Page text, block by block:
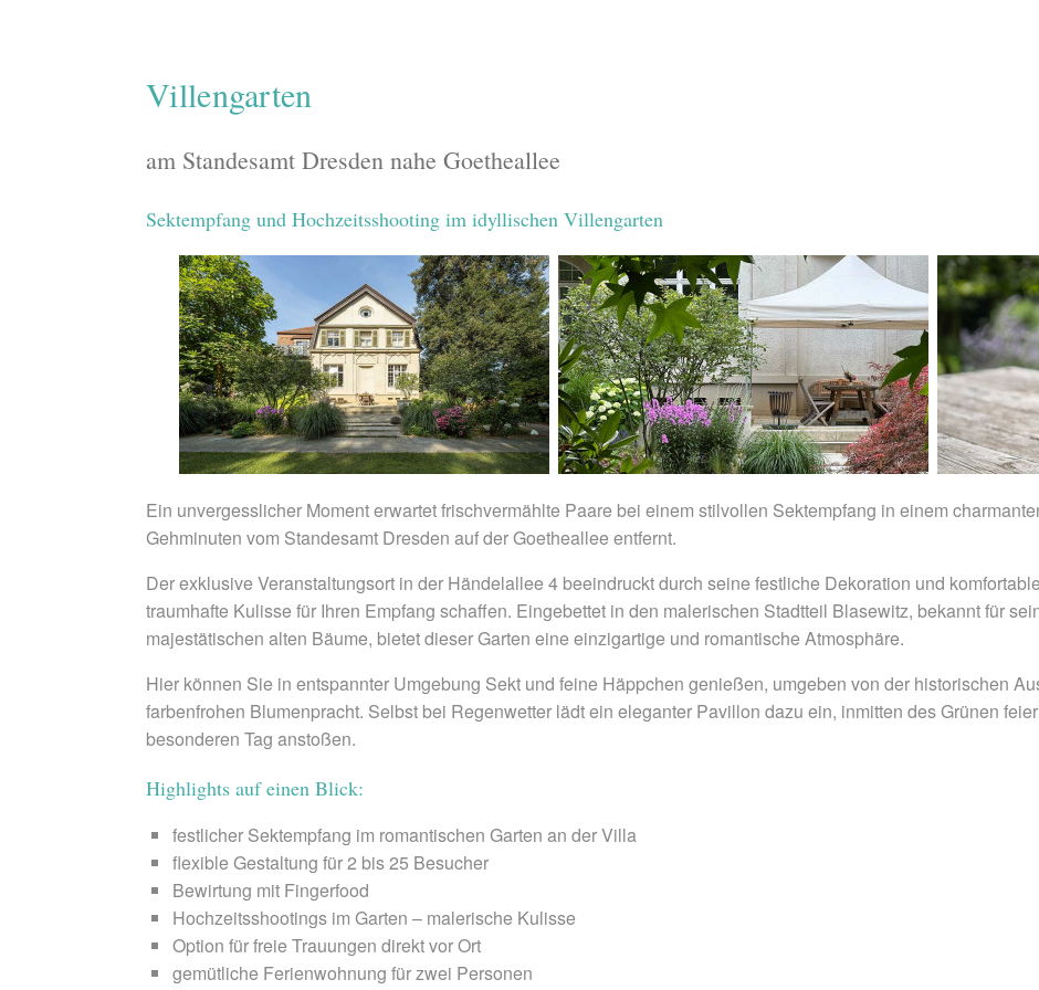
Villengarten
am Standesamt Dresden nahe Goetheallee
Sektempfang und Hochzeitsshooting im idyllischen Villengarten
Ein unvergesslicher Moment erwartet frischvermählte Paare bei einem stilvollen Sektempfang in einem
Gehminuten vom Standesamt Dresden auf der Goetheallee entfernt.
Der exklusive Veranstaltungsort in der Händelallee 4 beeindruckt durch seine festliche Dekoration und
traumhafte Kulisse für Ihren Empfang schaffen. Eingebettet in den malerischen Stadtteil Blasewitz, bekannt für
majestätischen alten Bäume, bietet dieser Garten eine einzigartige und romantische Atmosphäre.
Hier können Sie in entspannter Umgebung Sekt und feine Häppchen genießen, umgeben von der historischen
farbenfrohen Blumenpracht. Selbst bei Regenwetter lädt ein eleganter Pavillon dazu ein, inmitten des Grünen
besonderen Tag anstoßen.
Highlights auf einen Blick:
festlicher Sektempfang im romantischen Garten an der Villa
flexible Gestaltung für 2 bis 25 Besucher
Bewirtung mit Fingerfood
Hochzeitsshootings im Garten – malerische Kulisse
Option für freie Trauungen direkt vor Ort
gemütliche Ferienwohnung für zwei Personen